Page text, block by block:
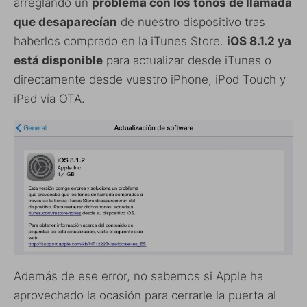
arreglando un problema con los tonos de llamada
que desaparecían de nuestro dispositivo tras
haberlos comprado en la iTunes Store. iOS 8.1.2 ya
está disponible para actualizar desde iTunes o
directamente desde vuestro iPhone, iPod Touch y
iPad vía OTA.
Además de ese error, no sabemos si Apple ha
aprovechado la ocasión para cerrarle la puerta al